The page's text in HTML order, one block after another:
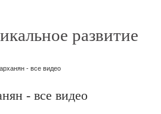
развитие
- все видео
- все видео